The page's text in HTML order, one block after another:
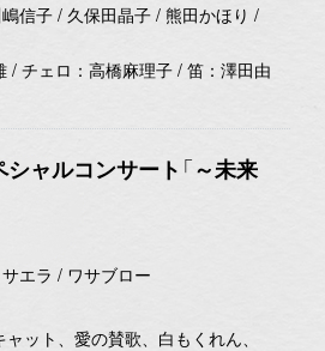
信子 / 久保田晶子 / 熊田かほり /
/ チェロ：高橋麻理子 / 笛：澤田由
ャルコンサート「～未来
エラ / ワサブロー
ット、愛の賛歌、白もくれん、